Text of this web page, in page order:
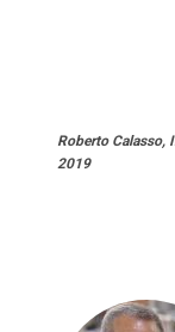
Roberto Calasso,
2019